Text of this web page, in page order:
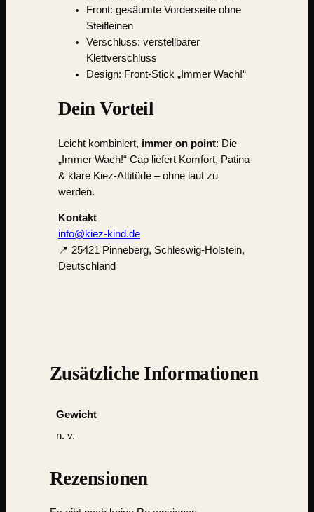
Front: gesäumte Vorderseite ohne
Steifleinen
Verschluss: verstellbarer
Klettverschluss
Design: Front-Stick „Immer Wach!“
Dein Vorteil
Leicht kombiniert, immer on point: Die
„Immer Wach!“ Cap liefert Komfort, Patina
& klare Kiez-Attitüde – ohne laut zu
werden.
Kontakt
info@kiez-kind.de
📍 25421 Pinneberg, Schleswig-Holstein,
Deutschland
Zusätzliche Informationen
Gewicht
n. v.
Rezensionen